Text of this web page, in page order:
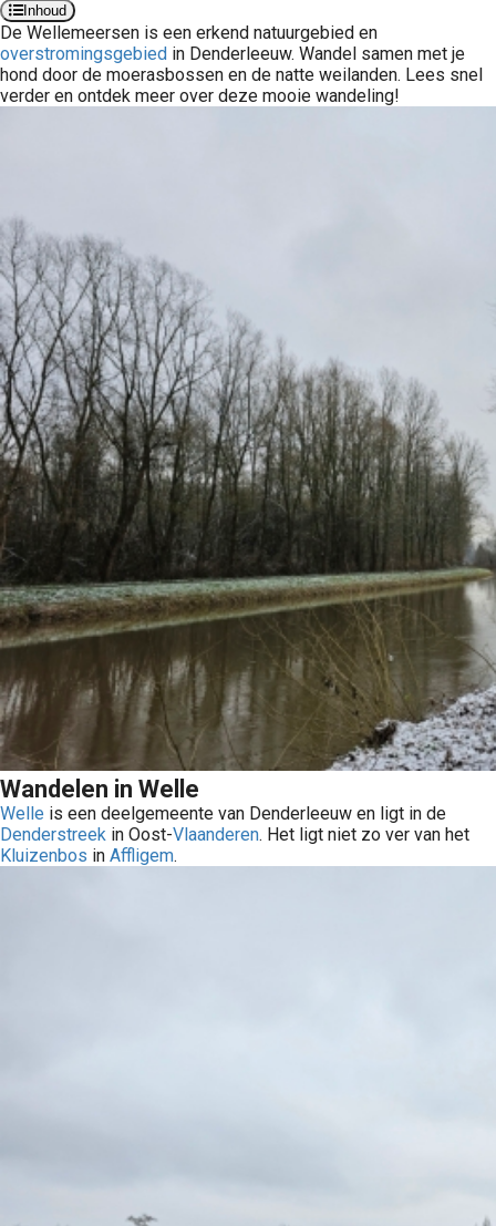
Inhoud
De Wellemeersen is een erkend natuurgebied en
overstromingsgebied in Denderleeuw. Wandel samen met je
hond door de moerasbossen en de natte weilanden. Lees snel
verder en ontdek meer over deze mooie wandeling!
Wandelen in Welle
Welle is een deelgemeente van Denderleeuw en ligt in de
Denderstreek in Oost-Vlaanderen. Het ligt niet zo ver van het
Kluizenbos in Affligem.